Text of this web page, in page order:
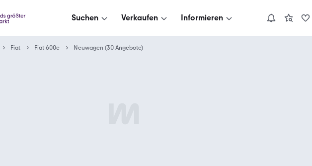
Suchen Verkaufen Informieren
Fiat Fiat 600e Neuwagen (30 Angebote)